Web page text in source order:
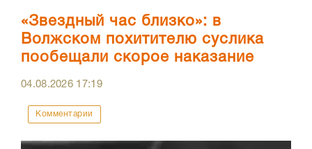
«Звездный час близко»: в
Волжском похитителю суслика
пообещали скорое наказание
04.08.2026 17:19
Комментарии